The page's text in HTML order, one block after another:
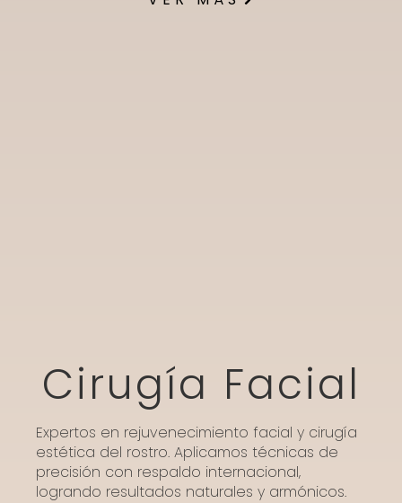
Cirugía Facial
Expertos en rejuvenecimiento facial y cirugía
estética del rostro. Aplicamos técnicas de
precisión con respaldo internacional,
logrando resultados naturales y armónicos.